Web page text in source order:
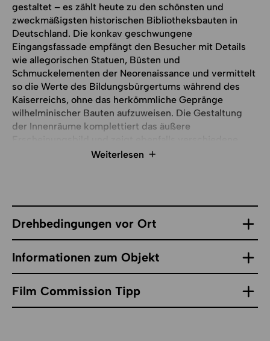
gestaltet – es zählt heute zu den schönsten und
zweckmäßigsten historischen Bibliotheksbauten in
Deutschland. Die konkav geschwungene
Eingangsfassade empfängt den Besucher mit Details
wie allegorischen Statuen, Büsten und
Schmuckelementen der Neorenaissance und vermittelt
so die Werte des Bildungsbürgertums während des
Kaiserreichs, ohne das herkömmliche Gepränge
wilhelminischer Bauten aufzuweisen. Die Gestaltung
der Innenräume komplettiert das äußere
Kunstwerke. Neben den geschmackvoll schlicht
der jüngste Erweiterungsbau eröffnet. Das Gebäude
bietet Magazine für die Bestände der Bibliothek sowie
einen Lesesaal und Ausstellungsflächen für das
Drehgenehmigungen in der Deutschen
Nationalbibliothek sind in jedem Fall eine
Einzelfallentscheidung der Hausleitung. Gute
Aussichten auf eine solche Genehmigung haben Bild-
Weiterlesen
Drehbedingungen vor Ort
Informationen zum Objekt
Film Commission Tipp